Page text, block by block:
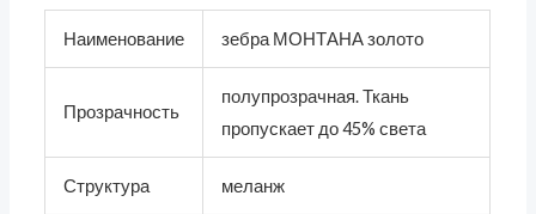
Наименование зебра МОНТАНА золото
Прозрачность
полупрозрачная. Ткань
пропускает до 45% света
Структура меланж